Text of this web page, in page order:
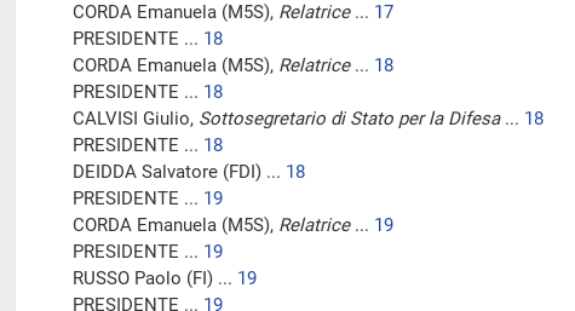
CORDA Emanuela (M5S), Relatrice... 17
PRESIDENTE ... 18
CORDA Emanuela (M5S), Relatrice... 18
PRESIDENTE ... 18
CALVISI Giulio, Sottosegretario di Stato per la Difesa... 18
PRESIDENTE ... 18
DEIDDA Salvatore (FDI) ... 18
PRESIDENTE ... 19
CORDA Emanuela (M5S), Relatrice... 19
PRESIDENTE ... 19
RUSSO Paolo (FI) ... 19
PRESIDENTE ... 19